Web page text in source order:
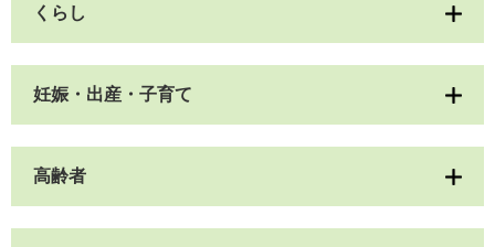
くらし
妊娠・出産・子育て
高齢者